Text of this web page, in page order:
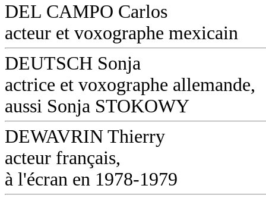
DEL CAMPO Carlos
acteur et voxographe mexicain
DEUTSCH Sonja
actrice et voxographe allemande,
aussi Sonja STOKOWY
DEWAVRIN Thierry
acteur français,
à l'écran en 1978-1979